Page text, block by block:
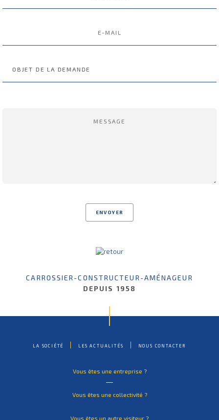
CARROSSIER-CONSTRUCTEUR-AMÉNAGEUR
DEPUIS 1958
LA SOCIÉTÉ LES ACTUALITÉS NOUS CONTACTER
Vous êtes une entreprise ?
Vous êtes une collectivité ?
Vous êtes un autre visiteur ?